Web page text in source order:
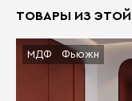
ТОВАРЫ ИЗ ЭТОЙ
МДФ Фьюжн